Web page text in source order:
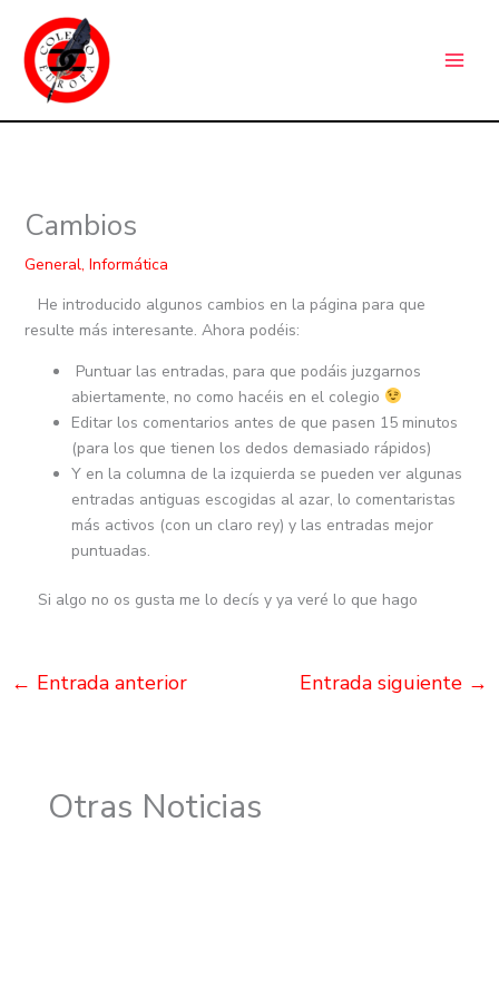
contenido
Cambios
General, Informática
He introducido algunos cambios en la página para que
resulte más interesante. Ahora podéis:
Puntuar las entradas, para que podáis juzgarnos
abiertamente, no como hacéis en el colegio
Editar los comentarios antes de que pasen 15 minutos
(para los que tienen los dedos demasiado rápidos)
Y en la columna de la izquierda se pueden ver algunas
entradas antiguas escogidas al azar, lo comentaristas
más activos (con un claro rey) y las entradas mejor
puntuadas.
Si algo no os gusta me lo decís y ya veré lo que hago
← Entrada anterior Entrada siguiente →
Otras Noticias
a
t
a